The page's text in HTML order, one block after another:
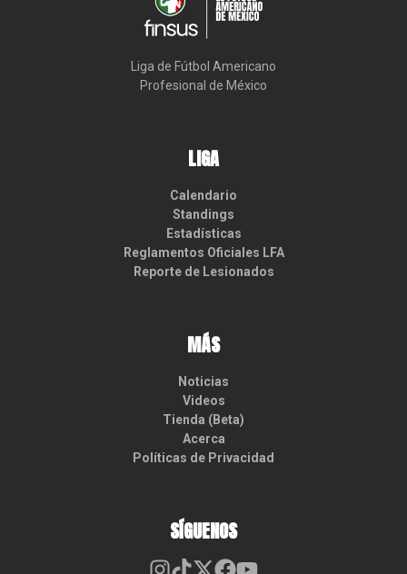
Liga de Fútbol Americano
Profesional de México
LIGA
Calendario
Standings
Estadísticas
Reglamentos Oficiales LFA
Reporte de Lesionados
MÁS
Noticias
Videos
Tienda (Beta)
Acerca
Políticas de Privacidad
SÍGUENOS